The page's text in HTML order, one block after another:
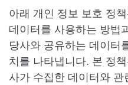
아래 개인 정보 보호 정
데이터를 사용하는 방법
당사와 공유하는 데이터
치를 나타냅니다. 본 정
사가 수집한 데이터와